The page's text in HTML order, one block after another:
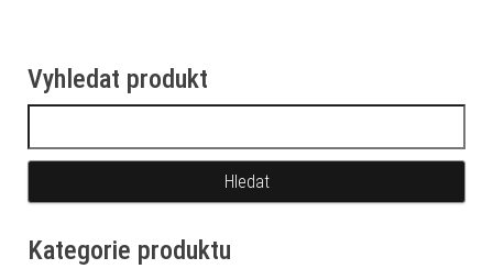
Vyhledat produkt
Kategorie produktu